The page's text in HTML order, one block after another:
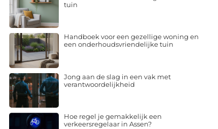
tuin
Handboek voor een gezellige woning en
een onderhoudsvriendelijke tuin
Jong aan de slag in een vak met
verantwoordelijkheid
Hoe regel je gemakkelijk een
verkeersregelaar in Assen?